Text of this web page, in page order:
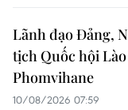
Lãnh đạo Đảng,
tịch Quốc hội
Phomvihane
10/08/2026 07:59